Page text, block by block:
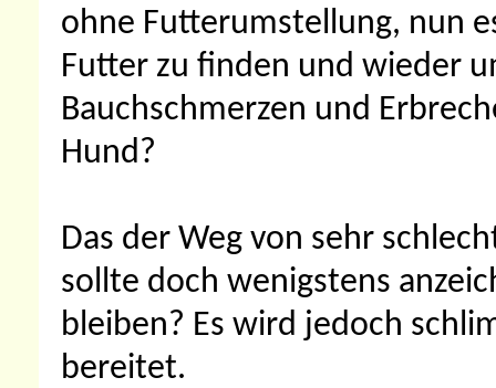
ohne Futterumstellung, nun
Futter zu finden und wieder
Bauchschmerzen und
Hund?
Das der Weg von sehr
sollte doch wenigstens
bleiben? Es wird jedoch
bereitet.